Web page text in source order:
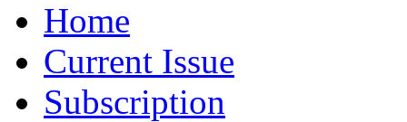
Home
Current Issue
Subscription